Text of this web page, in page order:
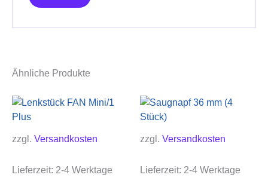
Ähnliche Produkte
zzgl. Versandkosten
Lieferzeit: 2-4 Werktage
zzgl. Versandkosten
Lieferzeit: 2-4 Werktage